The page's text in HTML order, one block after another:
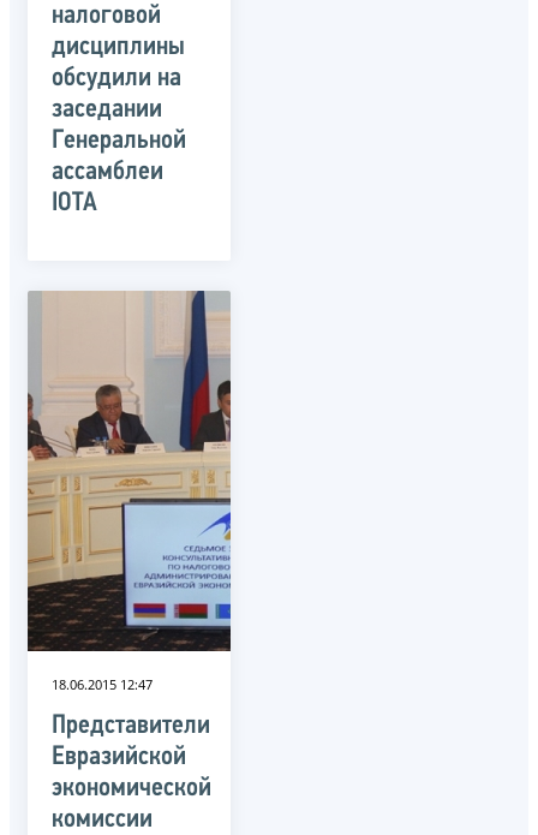
налоговой
дисциплины
обсудили на
заседании
Генеральной
ассамблеи
IOTA
18.06.2015 12:47
Представители
Евразийской
экономической
комиссии